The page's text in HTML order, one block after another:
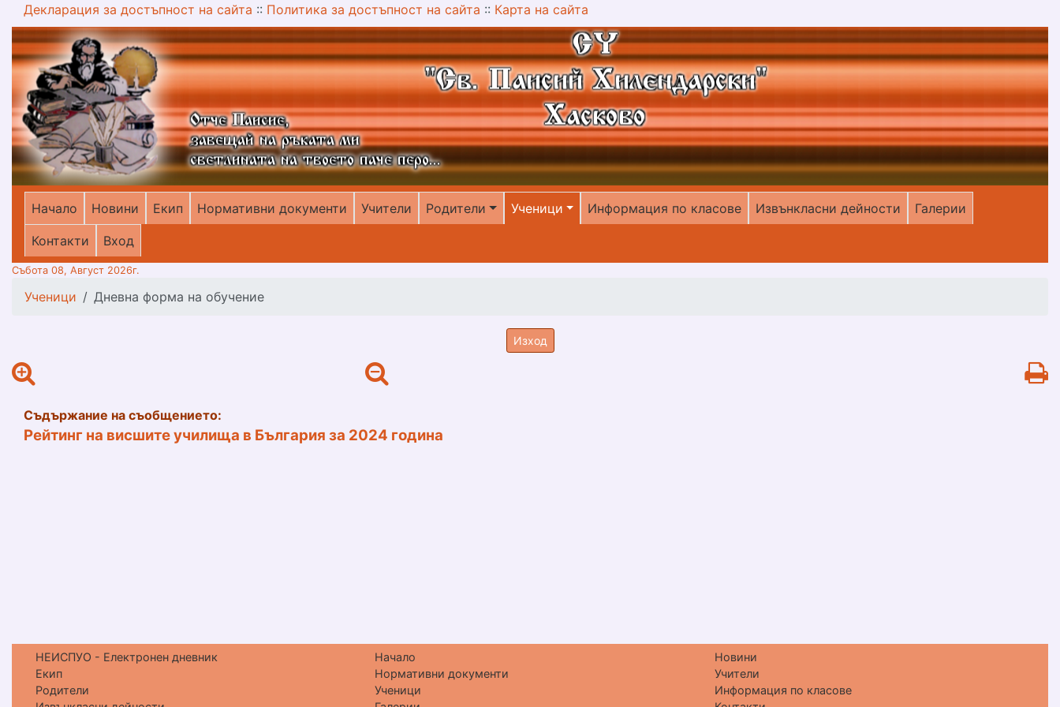
Декларация за достъпност на сайта :: Политика за достъпност на сайта :: Карта на сайта
меню горно
Начало Новини Екип Нормативни документи Учители Родители Ученици Информация по класове Извънкласни дейности Галерии
Контакти Вход
Събота 08, Август 2026г.
Ученици Дневна форма на обучение
Изход
Съдържание на съобщението:
Рейтинг на висшите училища в България за 2024 година
НЕИСПУО - Електронен дневник Начало
Новини
Екип
Нормативни документи
Учители
Родители
Ученици
Информация по класове